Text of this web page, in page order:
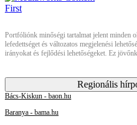
Portfóliónk minőségi tartalmat jelent minden
lefedettséget és változatos megjelenési
irányokat és fejlődési lehetőségeket. Ez
Regionális
Bács-Kiskun - baon.hu
Baranya - bama.hu